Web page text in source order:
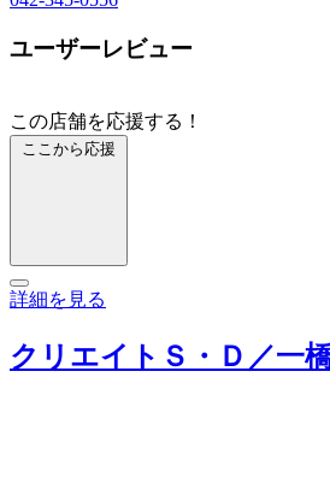
ユーザーレビュー
この店舗を応援する！
ここから応援
詳細を見る
クリエイトＳ・Ｄ／一